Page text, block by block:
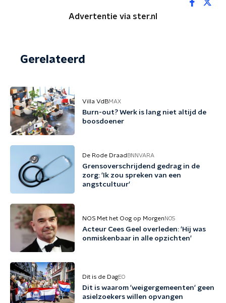
Advertentie via ster.nl
Gerelateerd
Villa VdBMAX
Burn-out? Werk is lang niet altijd de
boosdoener
De Rode Draad BNNVARA
Grensoverschrijdend gedrag in de
zorg: 'Ik zou spreken van een
angstcultuur'
NOS Met het Oog op Morgen NOS
Acteur Cees Geel overleden: 'Hij was
onmiskenbaar in alle opzichten'
Dit is de DagEO
Dit is waarom 'weigergemeenten' geen
asielzoekers willen opvangen